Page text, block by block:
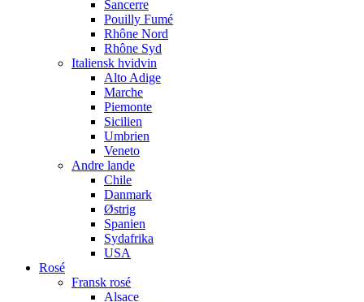
Sancerre
Pouilly Fumé
Rhône Nord
Rhône Syd
Italiensk hvidvin
Alto Adige
Marche
Piemonte
Sicilien
Umbrien
Veneto
Andre lande
Chile
Danmark
Østrig
Spanien
Sydafrika
USA
Rosé
Fransk rosé
Alsace